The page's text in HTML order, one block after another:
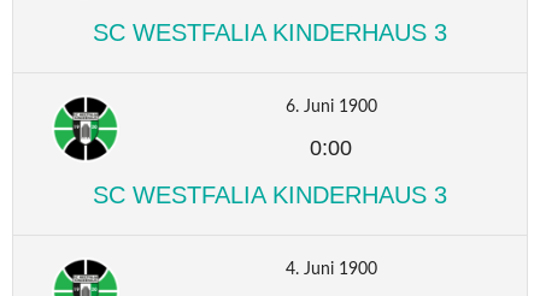
SC WESTFALIA KINDERHAUS 3
6. Juni 1900
0:00
SC WESTFALIA KINDERHAUS 3
4. Juni 1900